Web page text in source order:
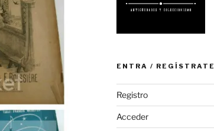
ENTRA / REGÍSTRATE
Registro
Acceder